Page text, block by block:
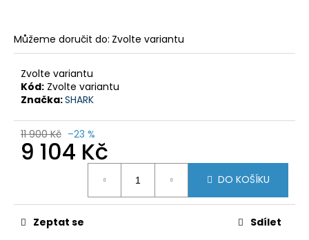
Můžeme doručit do: Zvolte variantu
Zvolte variantu
Kód: Zvolte variantu
Značka:SHARK
11 900 Kč –23 %
9 104 Kč
DO KOŠÍKU
Zeptat se Sdílet
8R
199
900
Původně:
219
900
Kč